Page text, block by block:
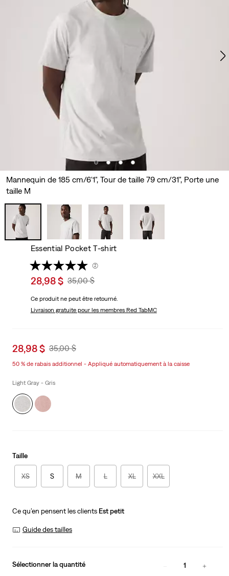
Mannequin de 185 cm/6'1", Tour de taille 79 cm/31", Porte une
taille M
Essential Pocket T-shirt
(2)
Sale
is
28,98 $ Original
Was
35,00 $
Ce produit ne peut être retourné.
Livraison gratuitepour les membres Red TabMC
Sale
is
28,98 $ Original
35,00 $
50 % de rabais additionnel - Appliqué automatiquement à la caisse
Light Gray - Gris
Taille
XS S M L XL XXL
Ce qu’en pensent les clients Est petit
Guide des tailles
Sélectionner la quantité 1